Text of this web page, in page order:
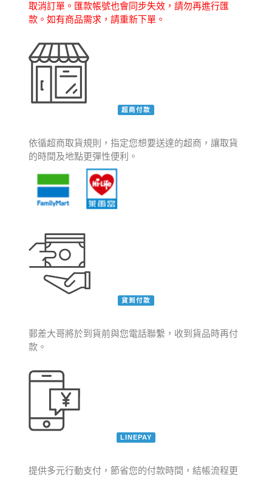
取消訂單。匯款帳號也會同步失效，請勿再進行匯
款。如有商品需求，請重新下單。
超商付款
依循超商取貨規則，指定您想要送達的超商，讓取貨
的時間及地點更彈性便利。
貨到付款
郵差大哥將於到貨前與您電話聯繫，收到貨品時再付
款。
LINEPAY
提供多元行動支付，節省您的付款時間，結帳流程更